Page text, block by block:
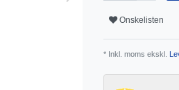
Onskelisten
* Inkl. moms ekskl.